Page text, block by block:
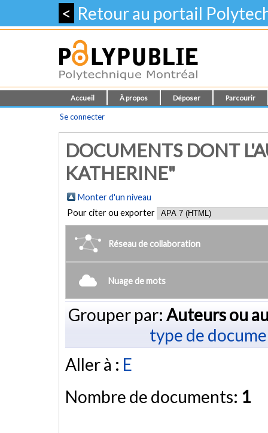
< Retour au portail
Accueil À propos Déposer Parcourir
Se connecter
DOCUMENTS DONT
KATHERINE"
Monter d'un niveau
Pour citer ou exporter
Réseau de collaboration
Nuage de mots
Grouper par: Auteurs ou
type de
Aller à : E
Nombre de documents: 1